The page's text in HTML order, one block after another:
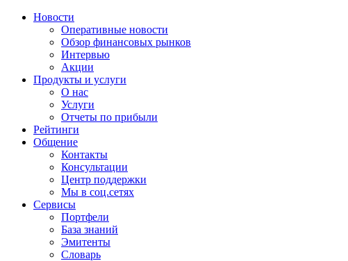
Новости
Оперативные новости
Обзор финансовых рынков
Интервью
Акции
Продукты и услуги
О нас
Услуги
Отчеты по прибыли
Рейтинги
Общение
Контакты
Консультации
Центр поддержки
Мы в соц.сетях
Сервисы
Портфели
База знаний
Эмитенты
Словарь